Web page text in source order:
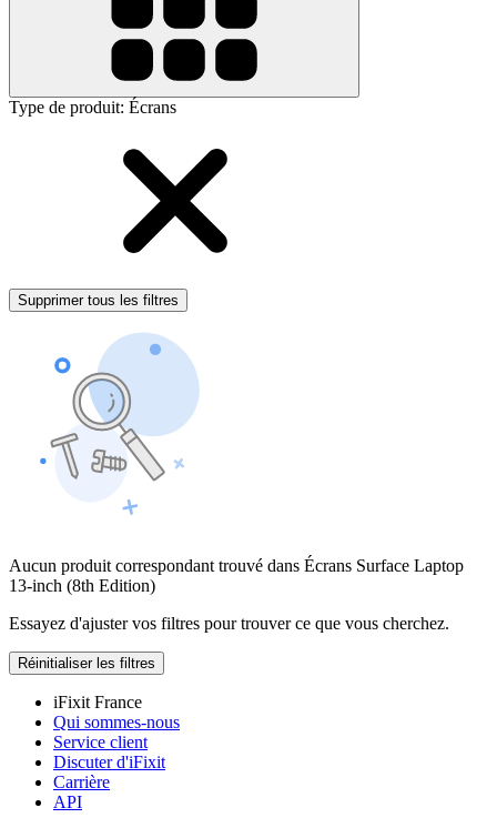
Type de produit: Écrans
Supprimer tous les filtres
Aucun produit correspondant trouvé dans Écrans Surface Laptop
13-inch (8th Edition)
Essayez d'ajuster vos filtres pour trouver ce que vous cherchez.
Réinitialiser les filtres
iFixit France
Qui sommes-nous
Service client
Discuter d'iFixit
Carrière
API